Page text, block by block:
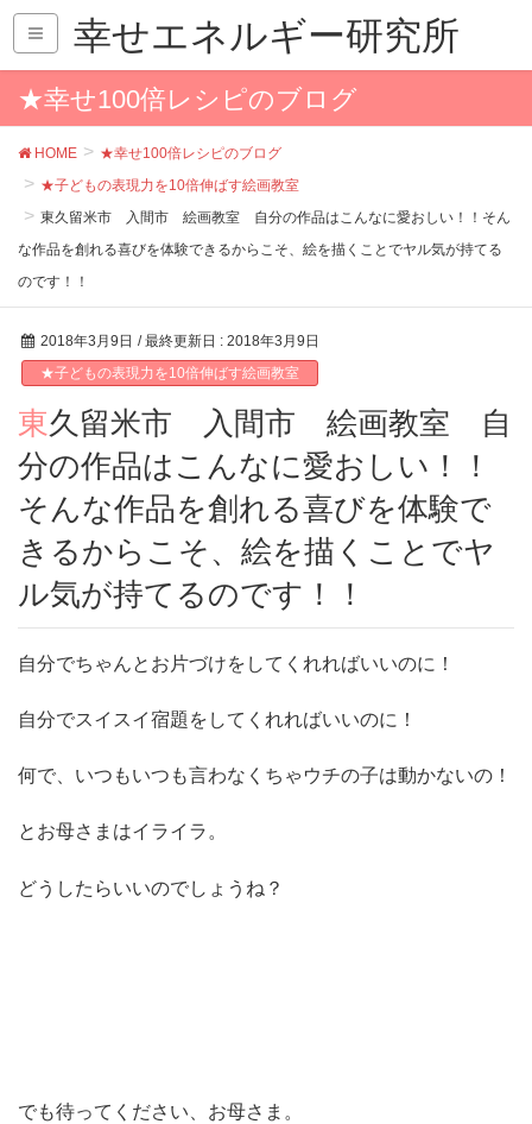
幸せエネルギー研究所
★幸せ100倍レシピのブログ
HOME
★幸せ100倍レシピのブログ
★子どもの表現力を10倍伸ばす絵画教室
東久留米市 入間市 絵画教室 自分の作品はこんなに愛おしい！！そん
な作品を創れる喜びを体験できるからこそ、絵を描くことでヤル気が持てる
のです！！
2018年3月9日 / 最終更新日 : 2018年3月9日
★子どもの表現力を10倍伸ばす絵画教室
東久留米市 入間市 絵画教室 自
分の作品はこんなに愛おしい！！
そんな作品を創れる喜びを体験で
きるからこそ、絵を描くことでヤ
ル気が持てるのです！！
自分でちゃんとお片づけをしてくれればいいのに！
自分でスイスイ宿題をしてくれればいいのに！
何で、いつもいつも言わなくちゃウチの子は動かないの！
とお母さまはイライラ。
どうしたらいいのでしょうね？
でも待ってください、お母さま。